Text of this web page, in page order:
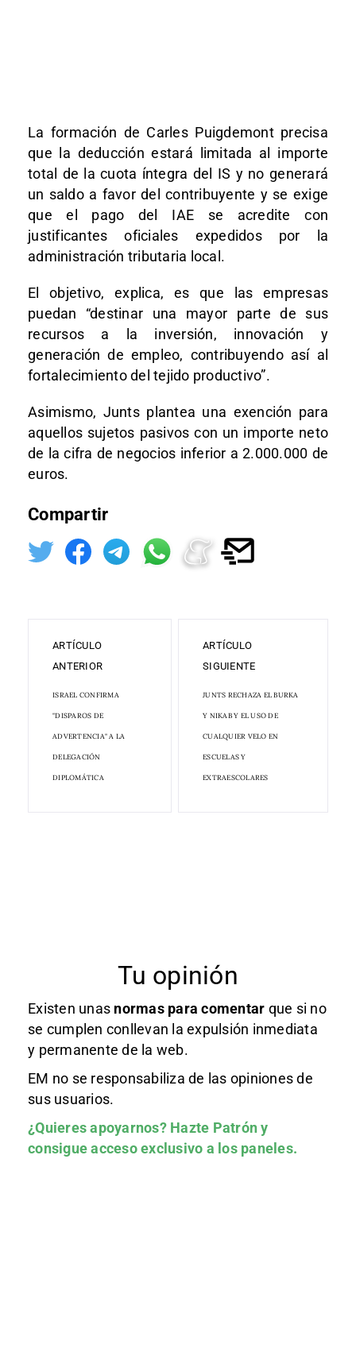
La formación de Carles Puigdemont precisa
que la deducción estará limitada al importe
total de la cuota íntegra del IS y no generará
un saldo a favor del contribuyente y se exige
que el pago del IAE se acredite con
justificantes oficiales expedidos por la
administración tributaria local.
El objetivo, explica, es que las empresas
puedan “destinar una mayor parte de sus
recursos a la inversión, innovación y
generación de empleo, contribuyendo así al
fortalecimiento del tejido productivo”.
Asimismo, Junts plantea una exención para
aquellos sujetos pasivos con un importe neto
de la cifra de negocios inferior a 2.000.000 de
euros.
Compartir
ARTÍCULO
ANTERIOR
ISRAEL CONFIRMA
"DISPAROS DE
ADVERTENCIA" A LA
DELEGACIÓN
DIPLOMÁTICA
ARTÍCULO
SIGUIENTE
JUNTS RECHAZA EL BURKA
Y NIKAB Y EL USO DE
CUALQUIER VELO EN
ESCUELAS Y
EXTRAESCOLARES
Tu opinión
Existen unas normas para comentar que si no
se cumplen conllevan la expulsión inmediata
y permanente de la web.
EM no se responsabiliza de las opiniones de
sus usuarios.
¿Quieres apoyarnos? Hazte Patróny
consigue acceso exclusivo a los paneles.